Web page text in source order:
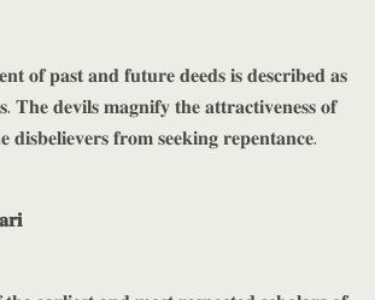
𝐨𝐟 𝐩𝐚𝐬𝐭 𝐚𝐧𝐝 𝐟𝐮𝐭𝐮𝐫𝐞 𝐝𝐞𝐞𝐝𝐬 𝐢𝐬 𝐝𝐞𝐬𝐜𝐫𝐢𝐛𝐞𝐝 𝐚𝐬
𝐓𝐡𝐞 𝐝𝐞𝐯𝐢𝐥𝐬 𝐦𝐚𝐠𝐧𝐢𝐟𝐲 𝐭𝐡𝐞 𝐚𝐭𝐭𝐫𝐚𝐜𝐭𝐢𝐯𝐞𝐧𝐞𝐬𝐬 𝐨𝐟
𝐝𝐢𝐬𝐛𝐞𝐥𝐢𝐞𝐯𝐞𝐫𝐬 𝐟𝐫𝐨𝐦 𝐬𝐞𝐞𝐤𝐢𝐧𝐠 𝐫𝐞𝐩𝐞𝐧𝐭𝐚𝐧𝐜𝐞.